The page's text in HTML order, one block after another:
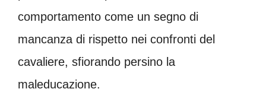
comportamento come un segno di
mancanza di rispetto nei confronti del
cavaliere, sfiorando persino la
maleducazione.